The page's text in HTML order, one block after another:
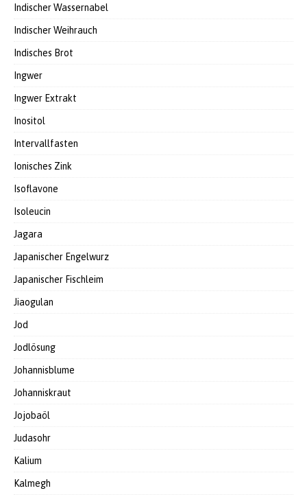
Indischer Wassernabel
Indischer Weihrauch
Indisches Brot
Ingwer
Ingwer Extrakt
Inositol
Intervallfasten
Ionisches Zink
Isoflavone
Isoleucin
Jagara
Japanischer Engelwurz
Japanischer Fischleim
Jiaogulan
Jod
Jodlösung
Johannisblume
Johanniskraut
Jojobaöl
Judasohr
Kalium
Kalmegh